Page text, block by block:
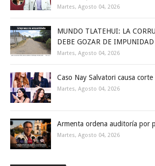
Martes, Agosto 04, 2026
MUNDO TLATEHUI: LA
DEBE GOZAR DE IMPUNIDAD
Martes, Agosto 04, 2026
Caso Nay Salvatori causa corte
Martes, Agosto 04, 2026
Armenta ordena auditoría por
Martes, Agosto 04, 2026